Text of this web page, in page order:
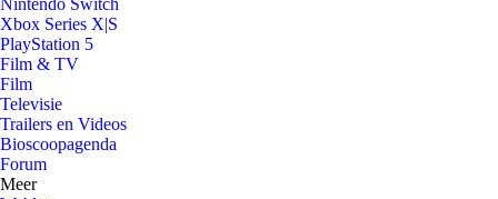
Nintendo Switch
Xbox Series X|S
PlayStation 5
Film & TV
Film
Televisie
Trailers en Videos
Bioscoopagenda
Forum
Meer